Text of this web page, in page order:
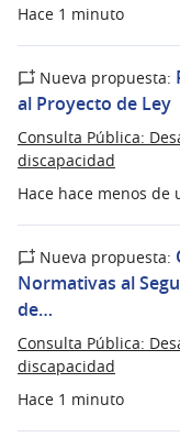
Hace 1 minuto
Hace hace menos de
Nueva propuesta:
al Proyecto de Ley
Consulta Pública:
discapacidad
Hace 1 minuto
Nueva propuesta:
Normativas al
de…
Consulta Pública:
discapacidad